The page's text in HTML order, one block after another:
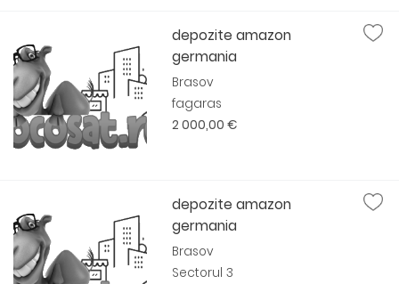
depozite amazon
germania
Brasov
fagaras
2 000,00 €
depozite amazon
germania
Brasov
Sectorul 3